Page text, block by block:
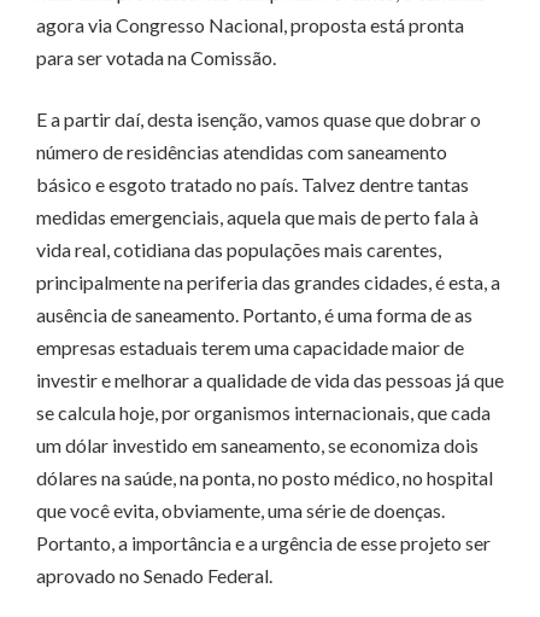
agora via Congresso Nacional, proposta está pronta
para ser votada na Comissão.
E a partir daí, desta isenção, vamos quase que dobrar o
número de residências atendidas com saneamento
básico e esgoto tratado no país. Talvez dentre tantas
medidas emergenciais, aquela que mais de perto fala à
vida real, cotidiana das populações mais carentes,
principalmente na periferia das grandes cidades, é esta, a
ausência de saneamento. Portanto, é uma forma de as
empresas estaduais terem uma capacidade maior de
investir e melhorar a qualidade de vida das pessoas já que
se calcula hoje, por organismos internacionais, que cada
um dólar investido em saneamento, se economiza dois
dólares na saúde, na ponta, no posto médico, no hospital
que você evita, obviamente, uma série de doenças.
Portanto, a importância e a urgência de esse projeto ser
aprovado no Senado Federal.